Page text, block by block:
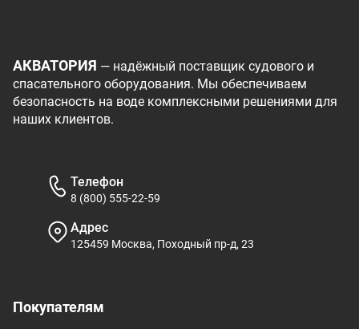
АКВАТОРИЯ — надёжный поставщик судового и
спасательного оборудования. Мы обеспечиваем
безопасность на воде комплексными решениями для
наших клиентов.
Покупателям
Телефон
8 (800) 555-22-59
Адрес
125459 Москва, Походный пр-д, 23